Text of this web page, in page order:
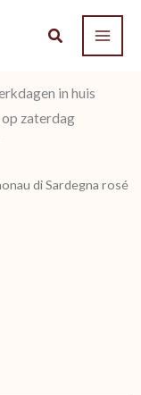
in huis
zaterdag
di Sardegna rosé